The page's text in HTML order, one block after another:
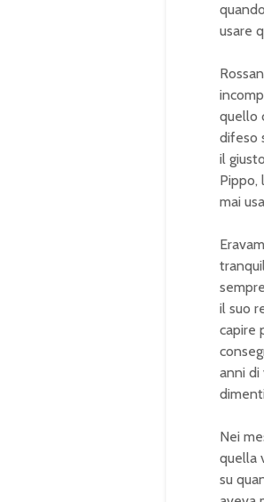
usare
quello
difeso
il
Pippo,
mai
il suo
capire
anni di
Nei
quella
su